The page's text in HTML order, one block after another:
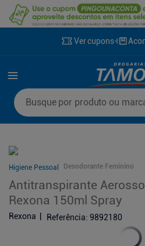
Ver cupons
Busque por produto ou marca
Higiene Pessoal Desodorante Feminino
Antitranspirante
Rexona 150ml Spray
Rexona Referência: 9892180
Termos mais buscados
4º
sabonete líquido
fralda xg